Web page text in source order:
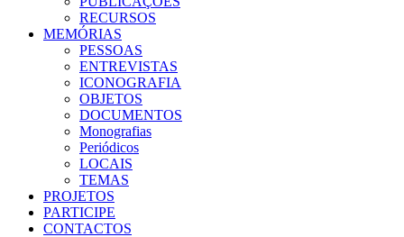
RECURSOS
MEMÓRIAS
PESSOAS
ENTREVISTAS
ICONOGRAFIA
OBJETOS
DOCUMENTOS
Monografias
Periódicos
LOCAIS
TEMAS
PROJETOS
PARTICIPE
CONTACTOS